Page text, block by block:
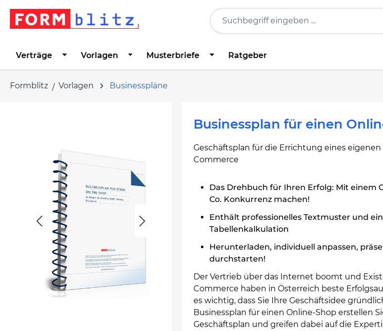
Zur Hauptnavigation springen
Verträge Vorlagen Musterbriefe Ratgeber
Formblitz Vorlagen Businesspläne
Businessplan für einen
Geschäftsplan für die Errichtung eines eigenen
Commerce
Das Drehbuch für Ihren Erfolg: Mit einem
Co. Konkurrenz machen!
Enthält professionelles Textmuster und
Tabellenkalkulation
Herunterladen, individuell anpassen,
durchstarten!
Der Vertrieb über das Internet boomt und
Commerce haben in Österreich beste
es wichtig, dass Sie Ihre Geschäftsidee
Businessplan für einen Online-Shop erstellen
Geschäftsplan und greifen dabei auf die